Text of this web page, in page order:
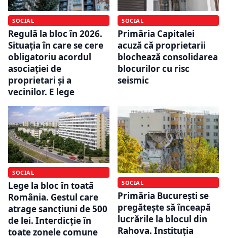
SOCIAL
Regulă la bloc în 2026.
Situația în care se cere
obligatoriu acordul
asociației de
proprietari și a
vecinilor. E lege
SOCIAL
Primăria Capitalei
acuză că proprietarii
blochează consolidarea
blocurilor cu risc
seismic
SOCIAL
Lege la bloc în toată
România. Gestul care
atrage sancțiuni de 500
de lei. Interdicție în
toate zonele comune
SOCIAL
Primăria București se
pregătește să înceapă
lucrările la blocul din
Rahova. Instituția